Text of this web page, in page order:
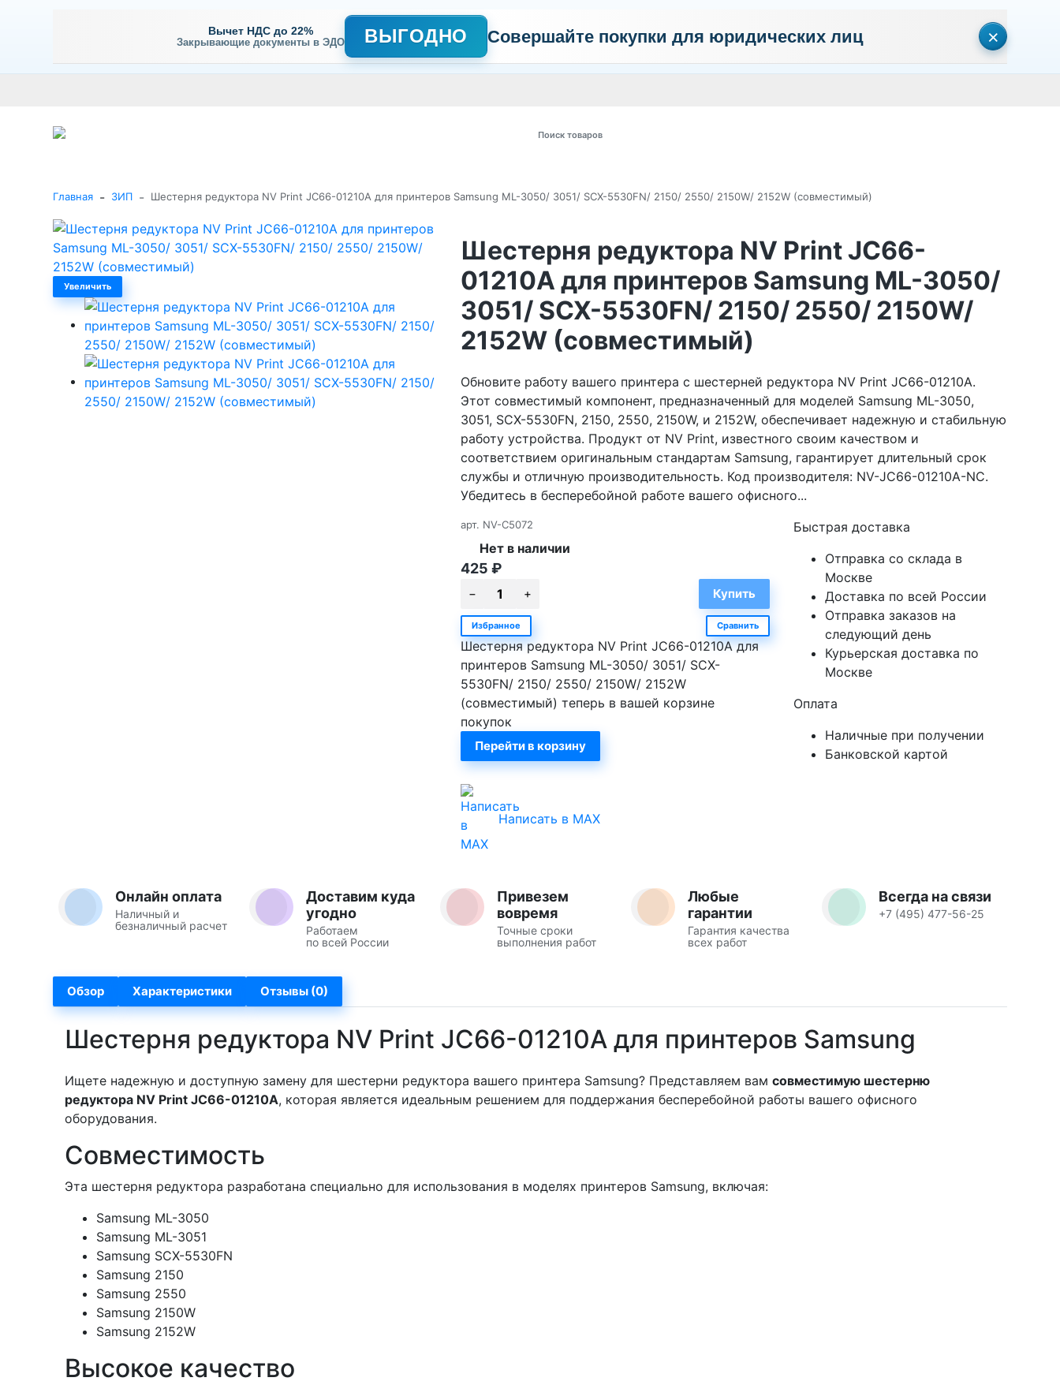
Вычет НДС до 22%
Закрывающие документы в ЭДО ВЫГОДНО Совершайте покупки для юридических лиц ×
Главная - ЗИП - Шестерня редуктора NV Print JC66-01210A для принтеров Samsung ML-3050/ 3051/ SCX-5530FN/ 2150/ 2550/ 2150W/ 2152W (совместимый)
Увеличить
Шестерня редуктора NV Print JC66-
01210A для принтеров Samsung ML-3050/
3051/ SCX-5530FN/ 2150/ 2550/ 2150W/
2152W (совместимый)
Обновите работу вашего принтера с шестерней редуктора NV Print JC66-01210A.
Этот совместимый компонент, предназначенный для моделей Samsung ML-3050,
3051, SCX-5530FN, 2150, 2550, 2150W, и 2152W, обеспечивает надежную и стабильную
работу устройства. Продукт от NV Print, известного своим качеством и
соответствием оригинальным стандартам Samsung, гарантирует длительный срок
службы и отличную производительность. Код производителя: NV-JC66-01210A-NC.
Убедитесь в бесперебойной работе вашего офисного...
арт. NV-C5072
Нет в наличии
425 ₽
Избранное Сравнить
Шестерня редуктора NV Print JC66-01210A для
принтеров Samsung ML-3050/ 3051/ SCX-
5530FN/ 2150/ 2550/ 2150W/ 2152W
(совместимый) теперь в вашей корзине
покупок
Перейти в корзину
Быстрая доставка
Отправка со склада в
Москве
Доставка по всей России
Отправка заказов на
следующий день
Курьерская доставка по
Москве
Оплата
Наличные при получении
Банковской картой
Написать в MAX
Онлайн оплата
Наличный и
безналичный расчет
Доставим куда
угодно
Работаем
по всей России
Привезем
вовремя
Точные сроки
выполнения работ
Любые
гарантии
Гарантия качества
всех работ
Всегда на связи
+7 (495) 477-56-25
Обзор Характеристики Отзывы (0)
Шестерня редуктора NV Print JC66-01210A для принтеров Samsung
Ищете надежную и доступную замену для шестерни редуктора вашего принтера Samsung? Представляем вам совместимую шестерню
редуктора NV Print JC66-01210A, которая является идеальным решением для поддержания бесперебойной работы вашего офисного
оборудования.
Совместимость
Эта шестерня редуктора разработана специально для использования в моделях принтеров Samsung, включая:
Samsung ML-3050
Samsung ML-3051
Samsung SCX-5530FN
Samsung 2150
Samsung 2550
Samsung 2150W
Samsung 2152W
Высокое качество